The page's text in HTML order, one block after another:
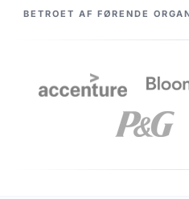
VORES PARTNERE
BETROET AF FØRENDE